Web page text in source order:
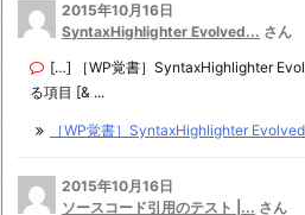
2015年10月16日
SyntaxHighlighter Evolved... さん
[…] ［WP覚書］SyntaxHighlighter
る項目 [& ...
［WP覚書］SyntaxHighlighter
2015年10月16日
ソースコード引用のテスト |... さん